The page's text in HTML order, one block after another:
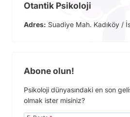
Otantik Psikoloji
Adres: Suadiye Mah. Kadıköy /
Abone olun!
Psikoloji dünyasındaki en son
olmak ister misiniz?